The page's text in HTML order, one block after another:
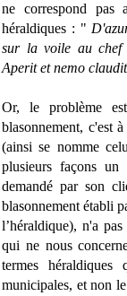
ne correspond pas
héraldiques : "
sur la voile au chef
Aperit et nemo claudit
Or, le problème
blasonnement, c'est
(ainsi se nomme
plusieurs façons
demandé par son
blasonnement établi
l’héraldique), n'a
qui ne nous
termes héraldiques
municipales, et non